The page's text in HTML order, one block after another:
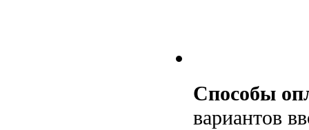
Способы
вариантов